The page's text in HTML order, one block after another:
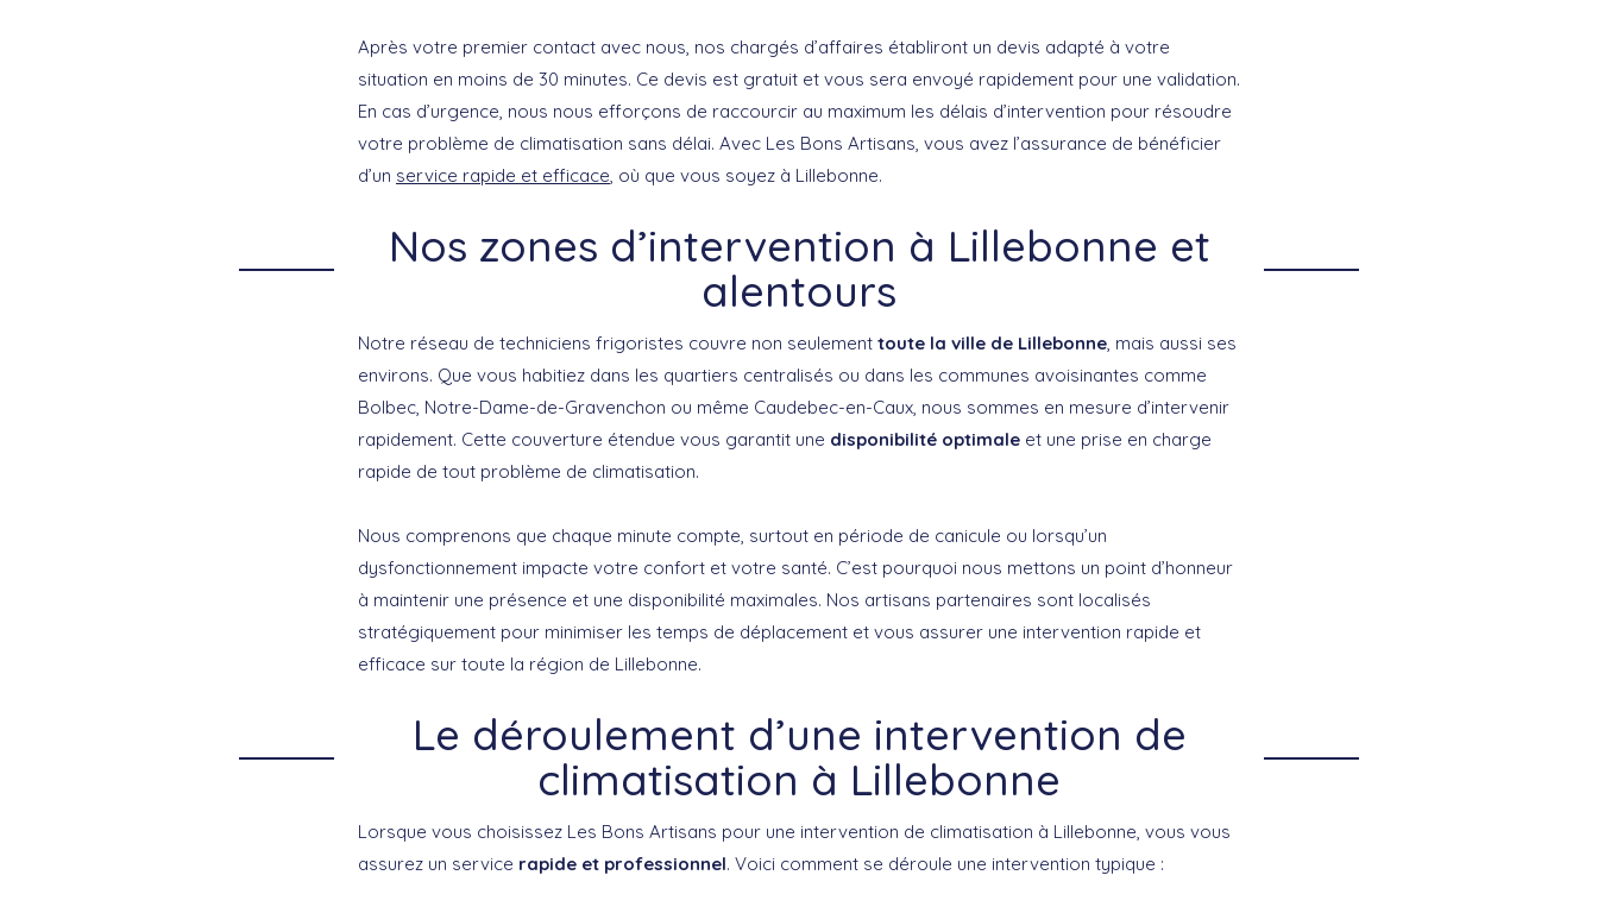
Après votre premier contact avec nous, nos chargés d’affaires établiront un devis adapté à votre
situation en moins de 30 minutes. Ce devis est gratuit et vous sera envoyé rapidement pour une validation.
En cas d’urgence, nous nous efforçons de raccourcir au maximum les délais d’intervention pour résoudre
votre problème de climatisation sans délai. Avec Les Bons Artisans, vous avez l’assurance de bénéficier
d’un service rapide et efficace, où que vous soyez à Lillebonne.
Nos zones d’intervention à Lillebonne et
alentours
Notre réseau de techniciens frigoristes couvre non seulement toute la ville de Lillebonne, mais aussi ses
environs. Que vous habitiez dans les quartiers centralisés ou dans les communes avoisinantes comme
Bolbec, Notre-Dame-de-Gravenchon ou même Caudebec-en-Caux, nous sommes en mesure d’intervenir
rapidement. Cette couverture étendue vous garantit une disponibilité optimale et une prise en charge
rapide de tout problème de climatisation.
Nous comprenons que chaque minute compte, surtout en période de canicule ou lorsqu’un
dysfonctionnement impacte votre confort et votre santé. C’est pourquoi nous mettons un point d’honneur
à maintenir une présence et une disponibilité maximales. Nos artisans partenaires sont localisés
stratégiquement pour minimiser les temps de déplacement et vous assurer une intervention rapide et
efficace sur toute la région de Lillebonne.
Le déroulement d’une intervention de
climatisation à Lillebonne
Lorsque vous choisissez Les Bons Artisans pour une intervention de climatisation à Lillebonne, vous vous
assurez un service rapide et professionnel. Voici comment se déroule une intervention typique :